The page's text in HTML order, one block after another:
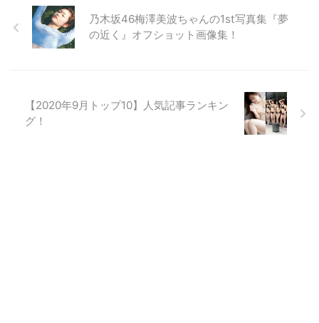
乃木坂46梅澤美波ちゃんの1st写真集『夢
の近く』オフショット画像集！
【2020年9月トップ10】人気記事ランキン
グ！